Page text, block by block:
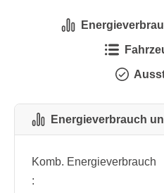
Energieverbrauch
Komb. Energieverbrauch
: